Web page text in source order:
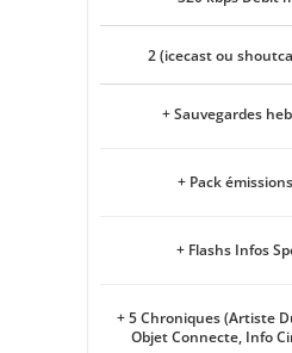
2 (icecast ou
+ Sauvegardes
+ Pack
+ Flashs Infos
+ 5 Chroniques (Artiste
Objet Connecte, Info